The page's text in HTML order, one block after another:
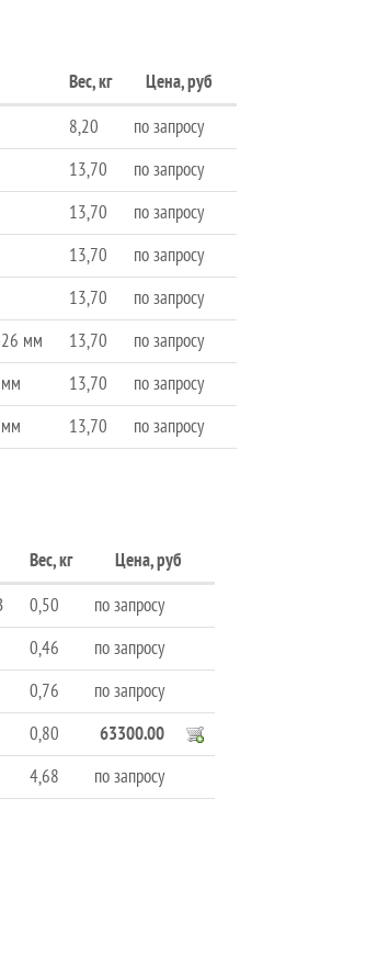
Вес, кг Цена, руб
8,20
по запросу
13,70
по запросу
13,70
по запросу
13,70
по запросу
13,70
по запросу
26 мм 13,70
по запросу
мм 13,70
по запросу
мм 13,70 по запросу
Вес, кг Цена, руб
0,50
по запросу
0,46
по запросу
0,76
по запросу
0,80
63300.00
4,68 по запросу